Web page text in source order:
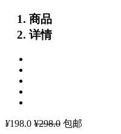
商品
详情
¥198.0 ¥298.0 包邮